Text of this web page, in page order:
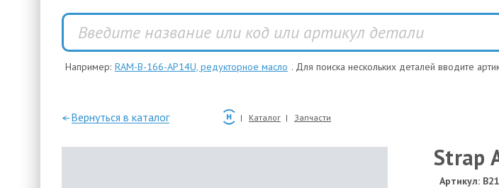
Например: RAM-B-166-AP14U, редукторное масло . Для поиска нескольких деталей вводите
—Вернуться в каталог Каталог Запчасти
Strap
Артикул: